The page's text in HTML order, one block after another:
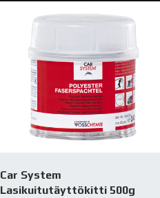
Car System
Lasikuitutäyttökitti 500g